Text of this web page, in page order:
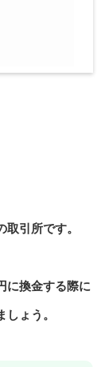
引所です。
に換金する際に
ょう。